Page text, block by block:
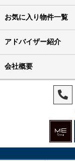
お気に入り物件一覧
アドバイザー紹介
会社概要